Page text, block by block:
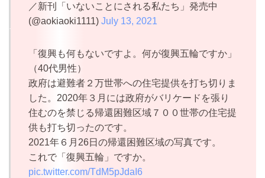
／新刊「いないことにされる私たち」発売中
(@aokiaoki1111) July 13, 2021
「復興も何もないですよ。何が復興五輪ですか」
（40代男性）
政府は避難者２万世帯への住宅提供を打ち切りま
した。2020年３月には政府がバリケードを張り
住むのを禁じる帰還困難区域７００世帯の住宅提
供も打ち切ったのです。
2021年６月26日の帰還困難区域の写真です。
これで「復興五輪」ですか。
pic.twitter.com/TdM5pJdaI6